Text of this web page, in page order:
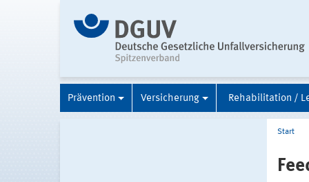
Prävention Versicherung Rehabilitation /
Start